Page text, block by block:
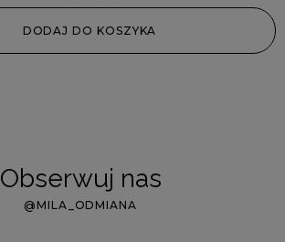
DODAJ DO KOSZYKA
Obserwuj nas
@MILA_ODMIANA